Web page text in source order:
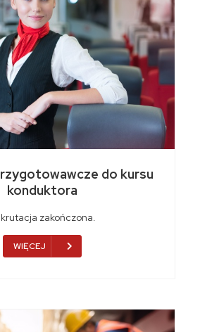
do kursu
konduktora
zakończona.
WIĘCEJ